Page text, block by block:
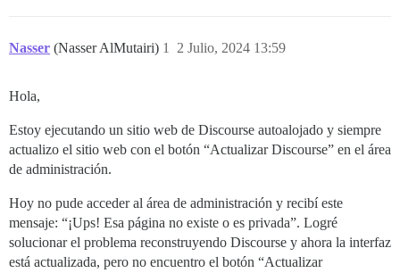
Nasser (Nasser AlMutairi) 2 Julio, 2024 13:59
1
Hola,
Estoy ejecutando un sitio web de Discourse autoalojado y siempre
actualizo el sitio web con el botón “Actualizar Discourse” en el área
de administración.
Hoy no pude acceder al área de administración y recibí este
mensaje: “¡Ups! Esa página no existe o es privada”. Logré
solucionar el problema reconstruyendo Discourse y ahora la interfaz
está actualizada, pero no encuentro el botón “Actualizar